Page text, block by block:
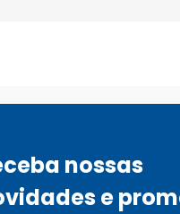
nossas
e